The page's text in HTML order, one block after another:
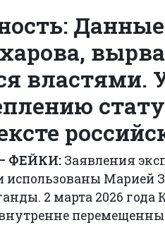
властями.
ФЕЙКИ: Заявления
Марией
2 марта 2026 года